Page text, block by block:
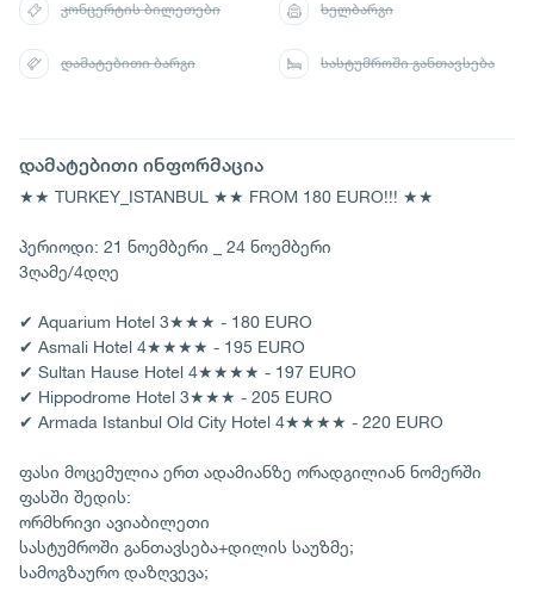
დამატებითი ინფორმაცია
★★ TURKEY_ISTANBUL ★★ FROM 180 EURO!!! ★★
პერიოდი: 21 ნოემბერი _ 24 ნოემბერი
3ღამე/4დღე
✔ Aquarium Hotel 3★★★ - 180 EURO
✔ Asmali Hotel 4★★★★ - 195 EURO
✔ Sultan Hause Hotel 4★★★★ - 197 EURO
✔ Hippodrome Hotel 3★★★ - 205 EURO
✔ Armada Istanbul Old City Hotel 4★★★★ - 220 EURO
ფასი მოცემულია ერთ ადამიანზე ორადგილიან ნომერში
ფასში შედის:
ორმხრივი ავიაბილეთი
სასტუმროში განთავსება+დილის საუზმე;
სამოგზაურო დაზღვევა;
კონცერტის ბილეთები ხელბარგი
დამატებითი ბარგი სასტუმროში განთავსება